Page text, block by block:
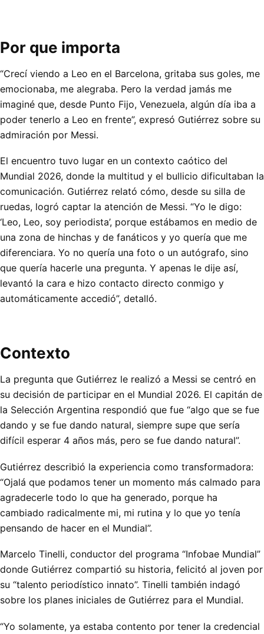
Por que importa
“Crecí viendo a Leo en el Barcelona, gritaba sus goles, me
emocionaba, me alegraba. Pero la verdad jamás me
imaginé que, desde Punto Fijo, Venezuela, algún día iba a
poder tenerlo a Leo en frente”, expresó Gutiérrez sobre su
admiración por Messi.
El encuentro tuvo lugar en un contexto caótico del
Mundial 2026, donde la multitud y el bullicio dificultaban la
comunicación. Gutiérrez relató cómo, desde su silla de
ruedas, logró captar la atención de Messi. “Yo le digo:
‘Leo, Leo, soy periodista’, porque estábamos en medio de
una zona de hinchas y de fanáticos y yo quería que me
diferenciara. Yo no quería una foto o un autógrafo, sino
que quería hacerle una pregunta. Y apenas le dije así,
levantó la cara e hizo contacto directo conmigo y
automáticamente accedió”, detalló.
Contexto
La pregunta que Gutiérrez le realizó a Messi se centró en
su decisión de participar en el Mundial 2026. El capitán de
la Selección Argentina respondió que fue “algo que se fue
dando y se fue dando natural, siempre supe que sería
difícil esperar 4 años más, pero se fue dando natural”.
Gutiérrez describió la experiencia como transformadora:
“Ojalá que podamos tener un momento más calmado para
agradecerle todo lo que ha generado, porque ha
cambiado radicalmente mi, mi rutina y lo que yo tenía
pensando de hacer en el Mundial”.
Marcelo Tinelli, conductor del programa “Infobae Mundial”
donde Gutiérrez compartió su historia, felicitó al joven por
su “talento periodístico innato”. Tinelli también indagó
sobre los planes iniciales de Gutiérrez para el Mundial.
“Yo solamente, ya estaba contento por tener la credencial